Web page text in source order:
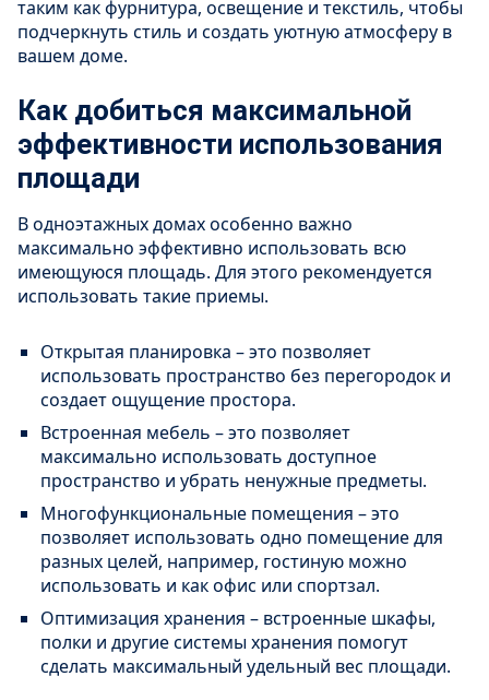
таким как фурнитура, освещение и текстиль, чтобы
подчеркнуть стиль и создать уютную атмосферу в
вашем доме.
Как добиться максимальной
эффективности использования
площади
В одноэтажных домах особенно важно
максимально эффективно использовать всю
имеющуюся площадь. Для этого рекомендуется
использовать такие приемы.
Открытая планировка – это позволяет
использовать пространство без перегородок и
создает ощущение простора.
Встроенная мебель – это позволяет
максимально использовать доступное
пространство и убрать ненужные предметы.
Многофункциональные помещения – это
позволяет использовать одно помещение для
разных целей, например, гостиную можно
использовать и как офис или спортзал.
Оптимизация хранения – встроенные шкафы,
полки и другие системы хранения помогут
сделать максимальный удельный вес площади.